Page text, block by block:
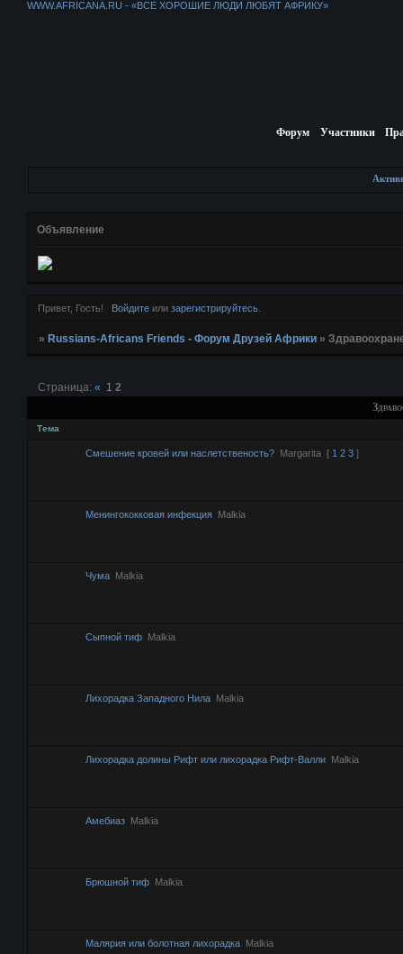
WWW.AFRICANA.RU - «ВСЕ ХОРОШИЕ ЛЮДИ ЛЮБЯТ АФРИКУ»
Форум Участники
Объявление
Привет, Гость! Войдитеили зарегистрируйтесь.
» Russians-Africans Friends - Форум Друзей Африки »
Страница:« 1 2
Тема
Смешение кровей или наслетственость? Margarita [ 1 2 3 ]
Менингококковая инфекция Malkia
Чума Malkia
Сыпной тиф Malkia
Лихорадка Западного Нила Malkia
Лихорадка долины Рифт или лихорадка Рифт-Валли Malkia
Амебиаз Malkia
Брюшной тиф Malkia
Малярия или болотная лихорадка Malkia